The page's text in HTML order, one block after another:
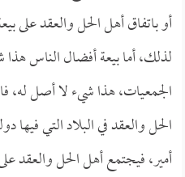
أو باتفاق أهل الحل والعقد على
لذلك، أما بيعة أفضال الناس
الجمعيات، هذا شيء لا أصل له،
الحل والعقد في البلاد التي
أمير، فيجتمع أهل الحل والعقد